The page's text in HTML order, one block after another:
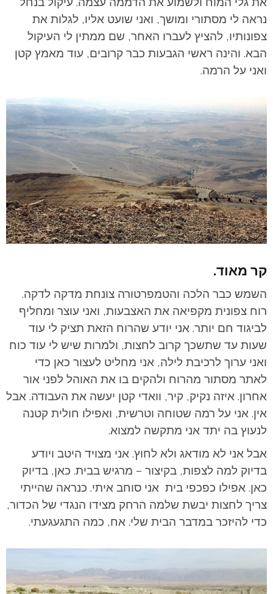
נראה לי מסתורי ומושך, ואני שועט אליו, לגלות את
צפונותיו, להציץ לעברו האחר, שם ממתין לי העיקול
הבא. והינה ראשי הגבעות כבר קרובים, עוד מאמץ קטן
ואני על הרמה.
קר מאוד.
השמש כבר הלכה והטמפרטורה צונחת מדקה לדקה.
רוח צפונית מקפיאה את האצבעות, ואני עוצר ומחליף
לביגוד חם יותר. אני יודע שהרוח הזאת תציק לי עוד
שעות עד שתשכך קרוב לחצות, ולמרות שיש לי עוד כוח
ואני ערוך לרכיבת לילה, אני מחליט לעצור כאן כדי
לאתר מסתור מהרוח ולהקים בו את האוהל לפני אור
אחרון. איזה נקיק, קיר, וואדי קטן יעשה את העבודה. אבל
אין. אני על רמה שטוחה וטרשית, ואפילו חולית קטנה
לנעוץ בה יתד אני מתקשה למצוא.
אבל אני לא מודאג ולא לחוץ. אני מצויד היטב ויודע
בדיוק למה לצפות, בקיצור – מרגיש בבית. כאן, בדיוק
כאן. אפילו כפכפי בית אני סוחב איתי. כנראה שהייתי
צריך לחצות יבשת שלמה הרחק מצידו הנגדי של הכדור,
כדי להיזכר במדבר הבית שלי. אח, כמה התגעגעתי.